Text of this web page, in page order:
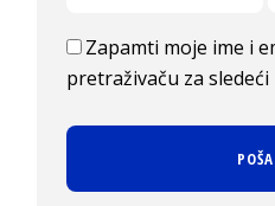
Zapamti moje ime i
pretraživaču za